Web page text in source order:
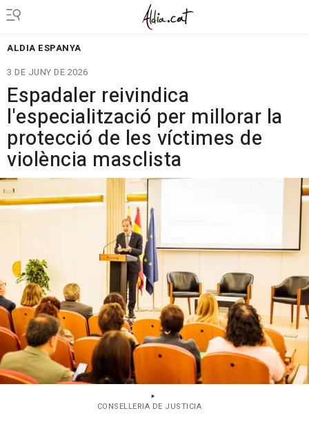
ALDIA ESPANYA
3 DE JUNY DE 2026
Espadaler reivindica
l'especialització per millorar la
protecció de les víctimes de
violència masclista
CONSELLERIA DE JUSTICIA